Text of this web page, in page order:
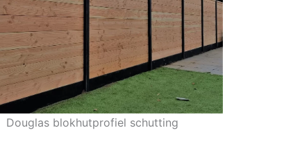
Douglas blokhutprofiel schutting